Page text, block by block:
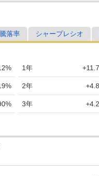
騰落率 シャープレシオ
1年
2年
3年